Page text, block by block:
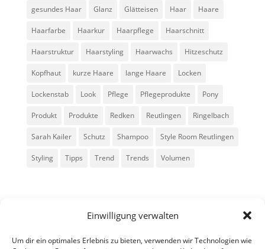
Einwilligung verwalten
Um dir ein optimales Erlebnis zu bieten, verwenden wir Technologien wie
gesundes Haar Glanz Glätteisen Haar Haare
Haarfarbe Haarkur Haarpflege Haarschnitt
Haarstruktur Haarstyling Haarwachs Hitzeschutz
Kopfhaut kurze Haare lange Haare Locken
Lockenstab Look Pflege Pflegeprodukte Pony
Produkt Produkte Redken Reutlingen Ringelbach
Sarah Kailer Schutz Shampoo Style Room Reutlingen
Styling Tipps Trend Trends Volumen